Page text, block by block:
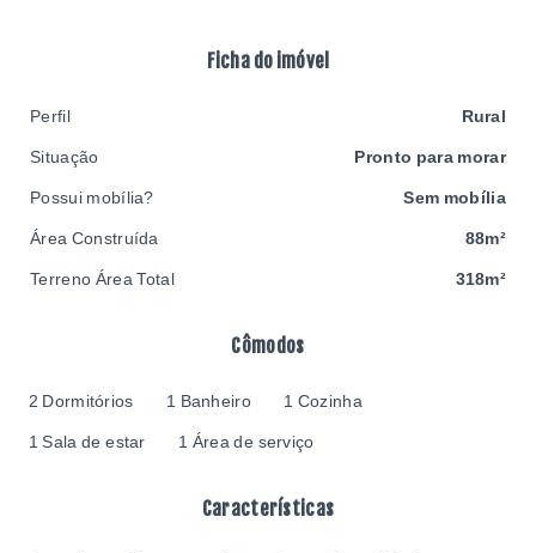
Cômodos
2 Dormitórios 1 Banheiro 1 Cozinha
1 Sala de estar 1 Área de serviço
Características
Ficha do imóvel
Perfil Rural
Situação Pronto para morar
Possui mobília? Sem mobília
Área Construída 88m²
Terreno Área Total 318m²